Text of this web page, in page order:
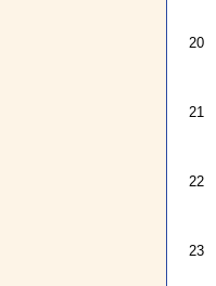
20
21
22
23